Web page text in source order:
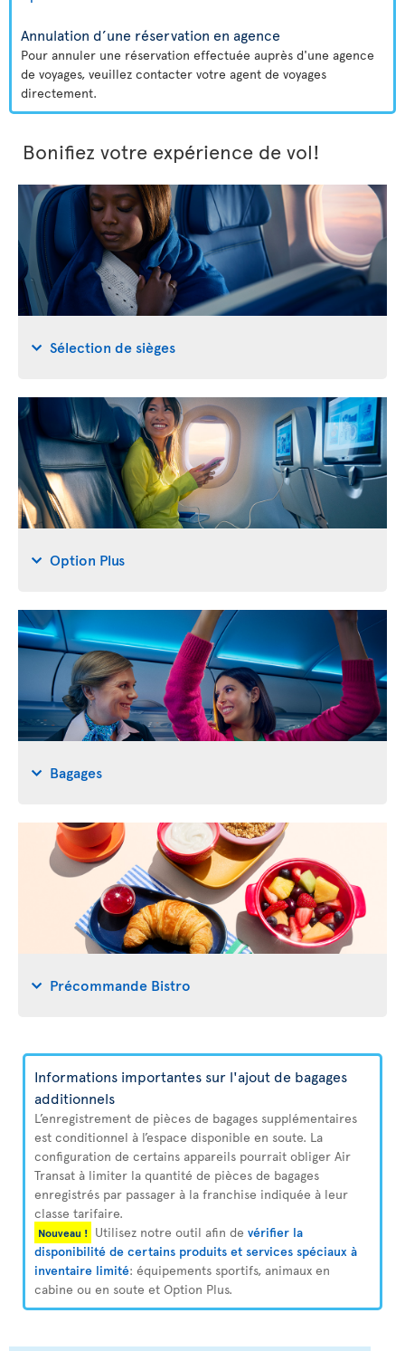
Annulation d’une réservation en agence
Pour annuler une réservation effectuée auprès d'une agence
de voyages, veuillez contacter votre agent de voyages
directement.
Bonifiez votre expérience de vol!
Sélection de sièges
Option Plus
Bagages
Précommande Bistro
Informations importantes sur l'ajout de bagages
additionnels
L’enregistrement de pièces de bagages supplémentaires
est conditionnel à l’espace disponible en soute. La
configuration de certains appareils pourrait obliger Air
Transat à limiter la quantité de pièces de bagages
enregistrés par passager à la franchise indiquée à leur
classe tarifaire.
Nouveau ! Utilisez notre outil afin de vérifier la
disponibilité de certains produits et services spéciaux à
inventaire limité: équipements sportifs, animaux en
cabine ou en soute et Option Plus.